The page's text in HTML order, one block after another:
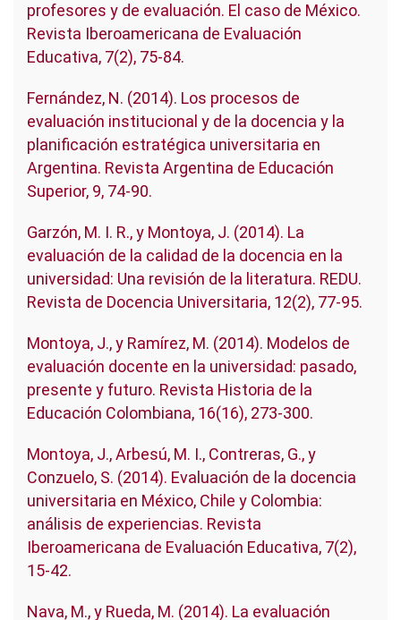
profesores y de evaluación. El caso de México.
Revista Iberoamericana de Evaluación
Educativa, 7(2), 75-84.
Fernández, N. (2014). Los procesos de
evaluación institucional y de la docencia y la
planificación estratégica universitaria en
Argentina. Revista Argentina de Educación
Superior, 9, 74-90.
Garzón, M. I. R., y Montoya, J. (2014). La
evaluación de la calidad de la docencia en la
universidad: Una revisión de la literatura. REDU.
Revista de Docencia Universitaria, 12(2), 77-95.
Montoya, J., y Ramírez, M. (2014). Modelos de
evaluación docente en la universidad: pasado,
presente y futuro. Revista Historia de la
Educación Colombiana, 16(16), 273-300.
Montoya, J., Arbesú, M. I., Contreras, G., y
Conzuelo, S. (2014). Evaluación de la docencia
universitaria en México, Chile y Colombia:
análisis de experiencias. Revista
Iberoamericana de Evaluación Educativa, 7(2),
15-42.
Nava, M., y Rueda, M. (2014). La evaluación